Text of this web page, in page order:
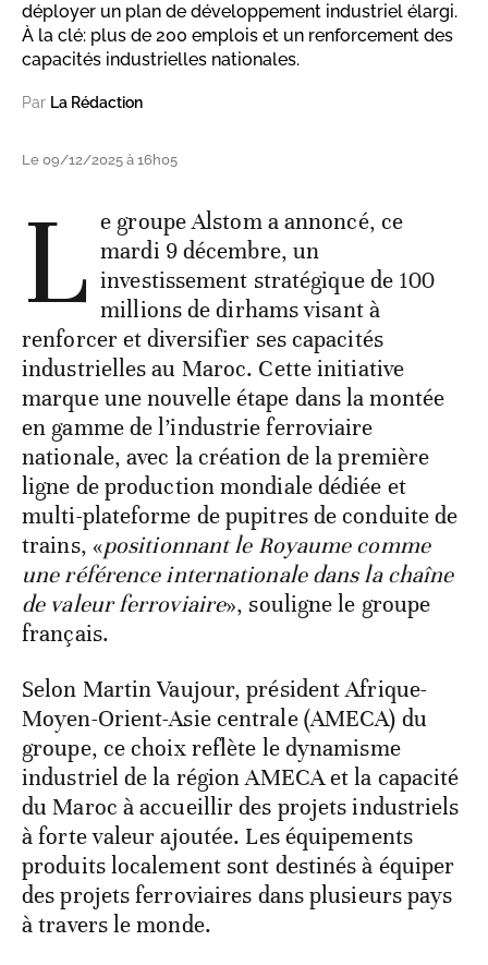
déployer un plan de développement industriel élargi.
À la clé: plus de 200 emplois et un renforcement des
capacités industrielles nationales.
Par La Rédaction
Le 09/12/2025 à 16h05
L e groupe Alstom a annoncé, ce
mardi 9 décembre, un
investissement stratégique de 100
millions de dirhams visant à
renforcer et diversifier ses capacités
industrielles au Maroc. Cette initiative
marque une nouvelle étape dans la montée
en gamme de l’industrie ferroviaire
nationale, avec la création de la première
ligne de production mondiale dédiée et
multi-plateforme de pupitres de conduite de
trains, «positionnant le Royaume comme
une référence internationale dans la chaîne
de valeur ferroviaire», souligne le groupe
français.
Selon Martin Vaujour, président Afrique-
Moyen-Orient-Asie centrale (AMECA) du
groupe, ce choix reflète le dynamisme
industriel de la région AMECA et la capacité
du Maroc à accueillir des projets industriels
à forte valeur ajoutée. Les équipements
produits localement sont destinés à équiper
des projets ferroviaires dans plusieurs pays
à travers le monde.